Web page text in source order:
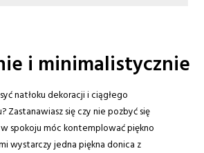
i minimalistycznie
natłoku dekoracji i ciągłego
Zastanawiasz się czy nie pozbyć się
spokoju móc kontemplować piękno
wystarczy jedna piękna donica z